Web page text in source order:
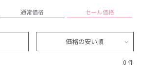
通常価格 セール価格
価格の安い順
0 件